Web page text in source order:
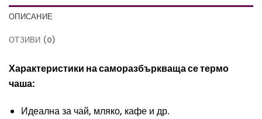
ОПИСАНИЕ
ОТЗИВИ (0)
Характеристики на саморазбъркваща се термо
чаша:
Идеална за чай, мляко, кафе и др.